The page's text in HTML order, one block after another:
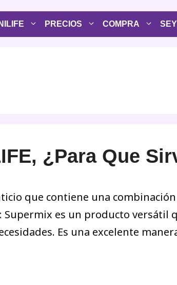
PRECIOS COMPRA
¿Para Que
que contiene una
Supermix es un producto versátil
Es una excelente